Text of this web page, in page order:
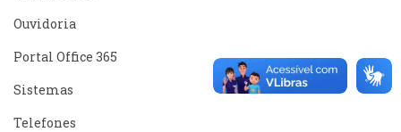
Ouvidoria
Portal Office 365
Sistemas
Telefones